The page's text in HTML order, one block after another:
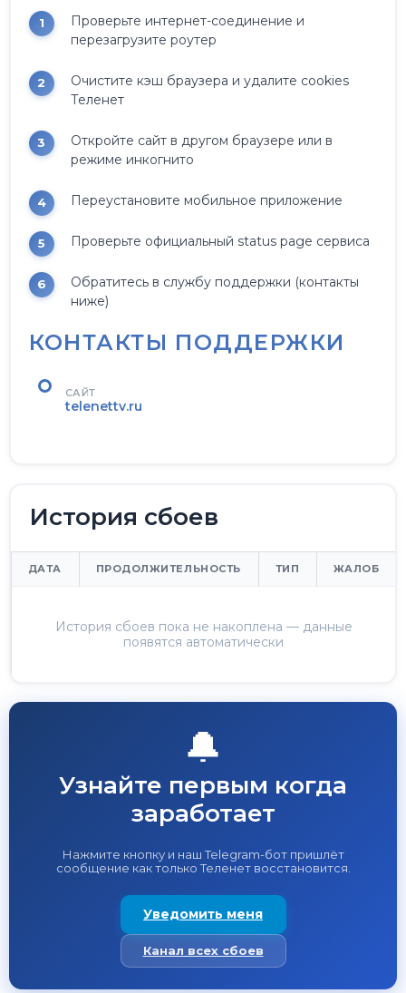
Проверьте интернет-соединение и
перезагрузите роутер
Очистите кэш браузера и удалите cookies
Теленет
Откройте сайт в другом браузере или в
режиме инкогнито
Переустановите мобильное приложение
Проверьте официальный status page сервиса
Обратитесь в службу поддержки (контакты
ниже)
КОНТАКТЫ ПОДДЕРЖКИ
САЙТ
telenettv.ru
История сбоев
ДАТА ПРОДОЛЖИТЕЛЬНОСТЬ ТИП ЖАЛОБ
История сбоев пока не накоплена — данные
появятся автоматически
🔔
Узнайте первым когда
заработает
Нажмите кнопку и наш Telegram-бот пришлёт
сообщение как только Теленет восстановится.
Уведомить меня
Канал всех сбоев